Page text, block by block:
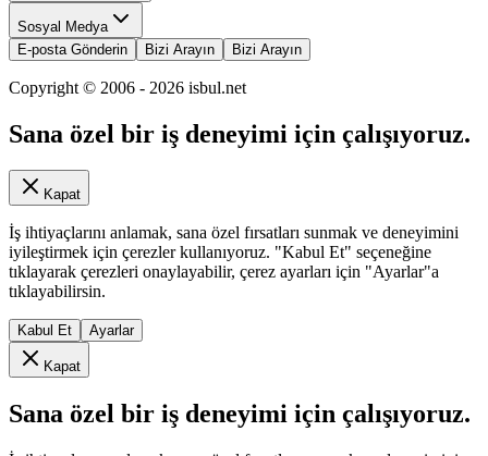
Sosyal Medya
E-posta Gönderin
Bizi Arayın Bizi Arayın
Copyright © 2006 - 2026 isbul.net
Sana özel bir iş deneyimi için çalışıyoruz.
Kapat
İş ihtiyaçlarını anlamak, sana özel fırsatları sunmak ve deneyimini
iyileştirmek için çerezler kullanıyoruz. "Kabul Et" seçeneğine
tıklayarak çerezleri onaylayabilir, çerez ayarları için "Ayarlar"a
tıklayabilirsin.
Kabul Et Ayarlar
Kapat
Sana özel bir iş deneyimi için çalışıyoruz.